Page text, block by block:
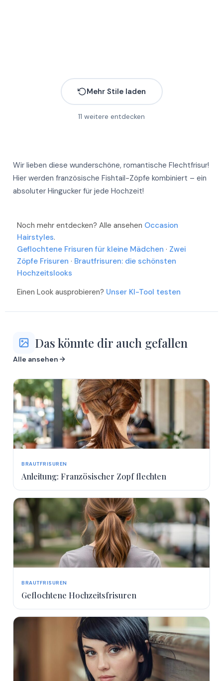
Mehr
Mehr
Mehr
Mehr
Mehr
Mehr Stile laden
11 weitere entdecken
Wir lieben diese wunderschöne, romantische Flechtfrisur!
Hier werden französische Fishtail-Zöpfe kombiniert – ein
absoluter Hingucker für jede Hochzeit!
Noch mehr entdecken? Alle ansehen Occasion
Hairstyles.
Geflochtene Frisuren für kleine Mädchen · Zwei
Zöpfe Frisuren · Brautfrisuren: die schönsten
Hochzeitslooks
Einen Look ausprobieren? Unser KI-Tool testen
Das könnte dir auch gefallen
Alle ansehen
BRAUTFRISUREN
Anleitung: Französischer Zopf flechten
BRAUTFRISUREN
Geflochtene Hochzeitsfrisuren